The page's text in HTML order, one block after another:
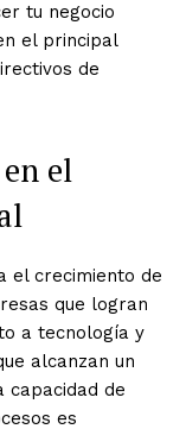
tu negocio
el principal
de
el
el crecimiento de
que logran
a tecnología y
alcanzan un
capacidad de
es